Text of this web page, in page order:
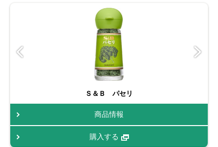
Ｓ＆Ｂ パセリ
商品情報
購入する